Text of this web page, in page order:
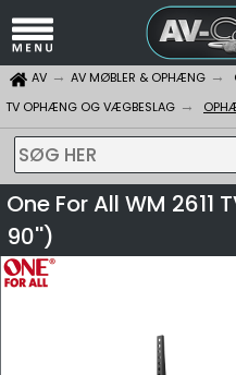
AV AV MØBLER & OPHÆNG
TV OPHÆNG OG VÆGBESLAG
SØG HER
One For All WM
90'')